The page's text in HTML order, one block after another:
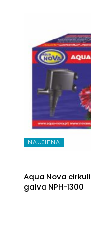
NAUJIENA
Aqua Nova
galva NPH-1300